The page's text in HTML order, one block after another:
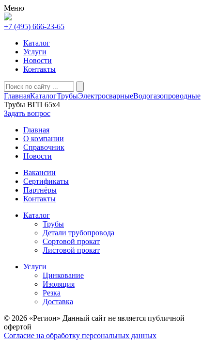
Меню
+7 (495) 666-23-65
Каталог
Услуги
Новости
Контакты
ГлавнаяКаталогТрубыЭлектросварныеВодогазопроводные
Трубы ВГП 65х4
Задать вопрос
Главная
О компании
Справочник
Новости
Вакансии
Сертификаты
Партнёры
Контакты
Каталог
Трубы
Детали трубопровода
Сортовой прокат
Листовой прокат
Услуги
Цинкование
Изоляция
Резка
Доставка
© 2026 «Регион» Данный сайт не является публичной
офертой
Согласие на обработку персональных данных